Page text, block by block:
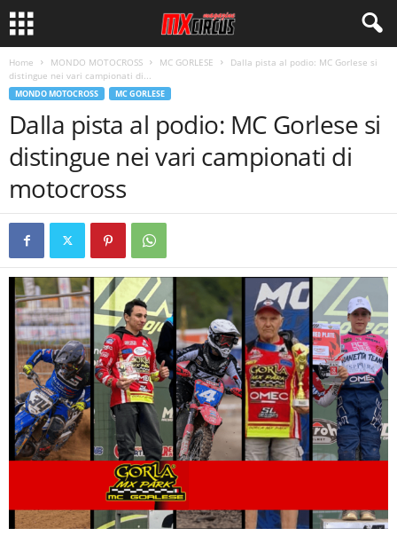
Home MONDO MOTOCROSS MC GORLESE
Dalla pista al podio: MC Gorlese si
distingue nei vari campionati di...
MONDO MOTOCROSS MC GORLESE
Dalla pista al podio: MC Gorlese si
distingue nei vari campionati di
motocross